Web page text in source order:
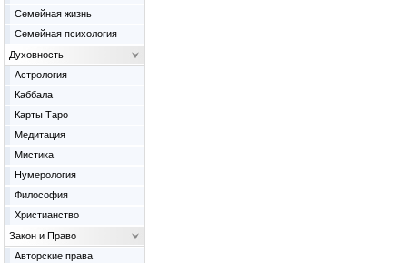
Семейная жизнь
Семейная психология
Духовность
Астрология
Каббала
Карты Таро
Медитация
Мистика
Нумерология
Философия
Христианство
Закон и Право
Авторские права